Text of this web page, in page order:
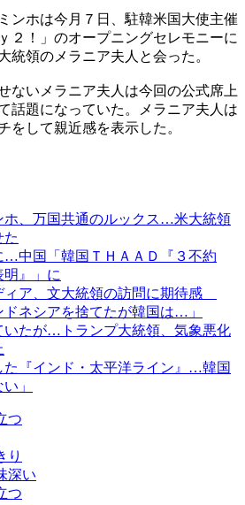
ンホは今月７日、駐韓米国大使主催
２！」のオープニングセレモニーに
統領のメラニア夫人と会った。
ないメラニア夫人は今回の公式席上
話題になっていた。メラニア夫人は
をして親近感を表示した。
ホ、万国共通のルックス…米大統領
た
…中国「韓国ＴＨＡＡＤ『３不約
明』」に
ィア、文大統領の訪問に期待感
ドネシアを捨てたが韓国は…」
いたが…トランプ大統領、気象悪化
た『インド・太平洋ライン』…韓国
」
つ
り
深い
つ